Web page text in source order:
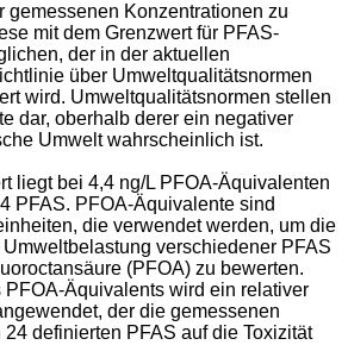
gemessenen Konzentrationen zu
mit dem Grenzwert für PFAS-
der in der aktuellen
über Umweltqualitätsnormen
wird. Umweltqualitätsnormen stellen
dar, oberhalb derer ein negativer
Umwelt wahrscheinlich ist.
liegt bei 4,4 ng/L PFOA-Äquivalenten
PFAS. PFOA-Äquivalente sind
die verwendet werden, um die
verschiedener PFAS
(PFOA) zu bewerten.
PFOA-Äquivalents wird ein relativer
der die gemessenen
definierten PFAS auf die Toxizität